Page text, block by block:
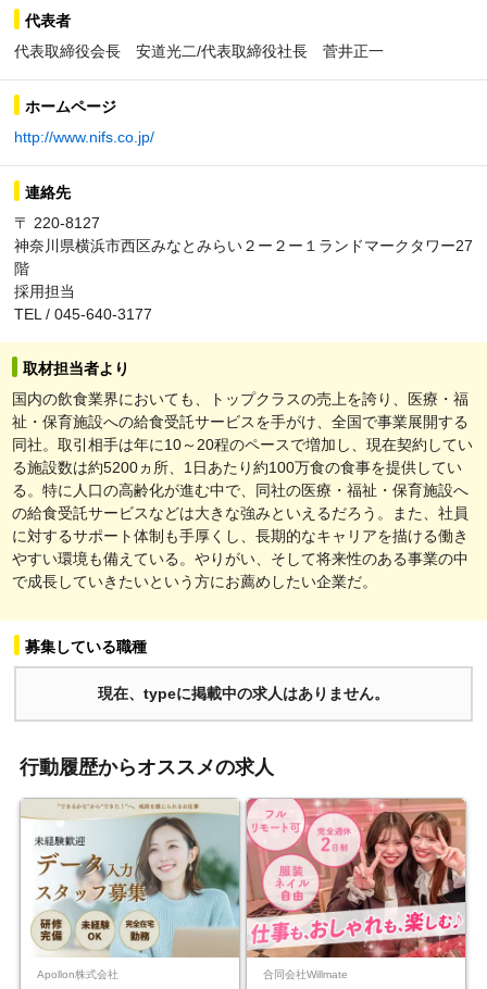
代表者
代表取締役会長 安道光二/代表取締役社長 菅井正一
ホームページ
http://www.nifs.co.jp/
連絡先
〒 220-8127
神奈川県横浜市西区みなとみらい２ー２ー１ランドマークタワー27
階
採用担当
TEL / 045-640-3177
取材担当者より
国内の飲食業界においても、トップクラスの売上を誇り、医療・福
祉・保育施設への給食受託サービスを手がけ、全国で事業展開する
同社。取引相手は年に10～20程のペースで増加し、現在契約してい
る施設数は約5200ヵ所、1日あたり約100万食の食事を提供してい
る。特に人口の高齢化が進む中で、同社の医療・福祉・保育施設へ
の給食受託サービスなどは大きな強みといえるだろう。また、社員
に対するサポート体制も手厚くし、長期的なキャリアを描ける働き
やすい環境も備えている。やりがい、そして将来性のある事業の中
で成長していきたいという方にお薦めしたい企業だ。
募集している職種
現在、typeに掲載中の求人はありません。
行動履歴からオススメの求人
Apollon株式会社 合同会社Willmate